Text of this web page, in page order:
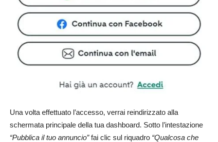
Una volta effettuato l’accesso, verrai reindirizzato alla
schermata principale della tua dashboard. Sotto l’intestazione
“Pubblica il tuo annuncio”fai clic sul riquadro “Qualcosa che